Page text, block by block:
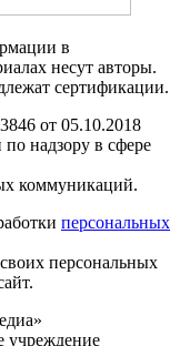
в
несут авторы.
сертификации.
от 05.10.2018
надзору в сфере
коммуникаций.
персональных
персональных
учреждение